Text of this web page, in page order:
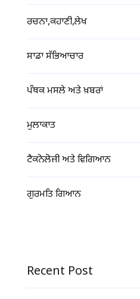
ਰਚਨਾ,ਕਹਾਣੀ,ਲੇਖ
ਸਾਡਾ ਸੱਭਿਆਚਾਰ
ਪੰਥਕ ਮਸਲੇ ਅਤੇ ਖ਼ਬਰਾਂ
ਮੁਲਾਕਾਤ
ਟੈਕਨੋਲੋਜੀ ਅਤੇ ਵਿਗਿਆਨ
ਗੁਰਮਤਿ ਗਿਆਨ
Recent Post